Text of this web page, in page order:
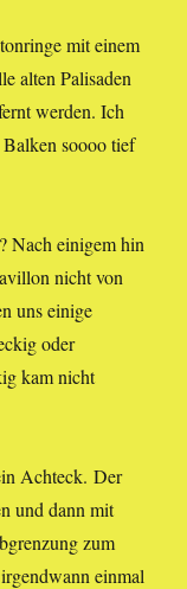
mit einem
alten Palisaden
werden. Ich
soooo tief
Nach einigem hin
nicht von
uns einige
oder
kam nicht
Achteck. Der
und dann mit
zum
einmal